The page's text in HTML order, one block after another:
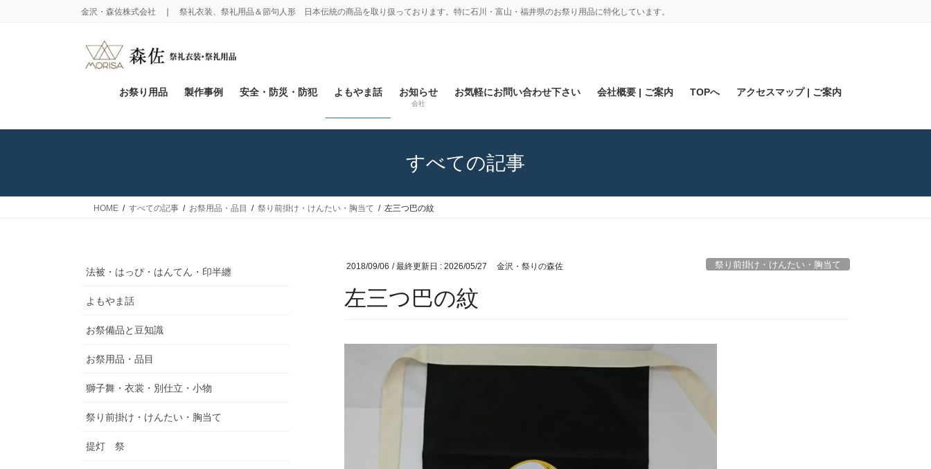
金沢・森佐株式会社 ❘ 祭礼衣装、祭礼用品＆節句人形 日本伝統の商品を取り扱っております。特に石川・富山・福井県のお祭り用品に特化しています。
お祭り用品 製作事例 安全・防災・防犯 よもやま話 お知らせ
会社
お気軽にお問い合わせ下さい 会社概要 | ご案内 TOPへ アクセスマップ | ご案内
すべての記事
HOME すべての記事 お祭用品・品目 祭り前掛け・けんたい・胸当て 左三つ巴の紋
2018/09/06 / 最終更新日 : 2026/05/27 金沢・祭りの森佐 祭り前掛け・けんたい・胸当て
左三つ巴の紋
法被・はっぴ・はんてん・印半纏
よもやま話
お祭備品と豆知識
お祭用品・品目
獅子舞・衣裳・別仕立・小物
祭り前掛け・けんたい・胸当て
提灯 祭